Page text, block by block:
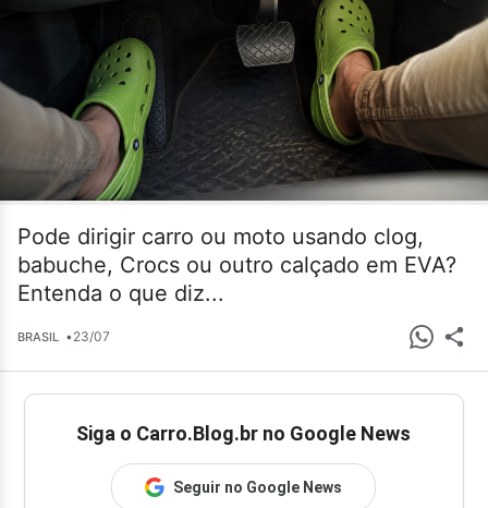
Pode dirigir carro ou moto usando clog,
babuche, Crocs ou outro calçado em EVA?
Entenda o que diz...
BRASIL •23/07
Siga o Carro.Blog.br no Google News
Seguir no Google News